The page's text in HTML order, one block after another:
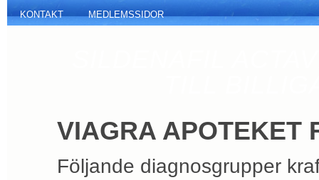
KONTAKT MEDLEMSSIDOR
VIAGRA APOTEKET
Följande diagnosgrupper